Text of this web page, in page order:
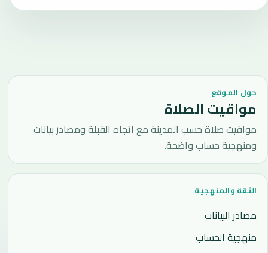
حول الموقع
مواقيت الصلاة
مواقيت صلاة حسب المدينة مع اتجاه القبلة ومصادر بيانات
ومنهجية حساب واضحة.
الثقة والمنهجية
مصادر البيانات
منهجية الحساب